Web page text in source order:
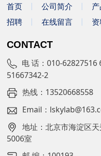
首页 丨 公司简介 丨
招聘
丨 在线留言 丨
CONTACT
电 话：010-62827516
51667342-2
热线：13520668558
Email：
地址：北京市海淀区
5006室